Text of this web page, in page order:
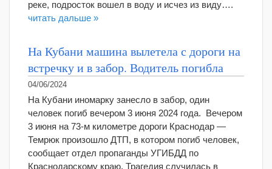
реке, подросток вошел в воду и исчез из виду….
читать дальше »
На Кубани машина вылетела с дороги на
встречку и в забор. Водитель погибла
04/06/2024
На Кубани иномарку занесло в забор, один
человек погиб вечером 3 июня 2024 года. Вечером
3 июня на 73-м километре дороги Краснодар —
Темрюк произошло ДТП, в котором погиб человек,
сообщает отдел пропаганды УГИБДД по
Краснодарскому краю. Трагедия случилась в